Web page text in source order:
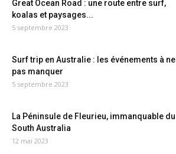
Great Ocean Road : une route entre surf,
koalas et paysages...
5 septembre 2023
Surf trip en Australie : les événements à ne
pas manquer
5 septembre 2023
La Péninsule de Fleurieu, immanquable du
South Australia
12 mai 2023